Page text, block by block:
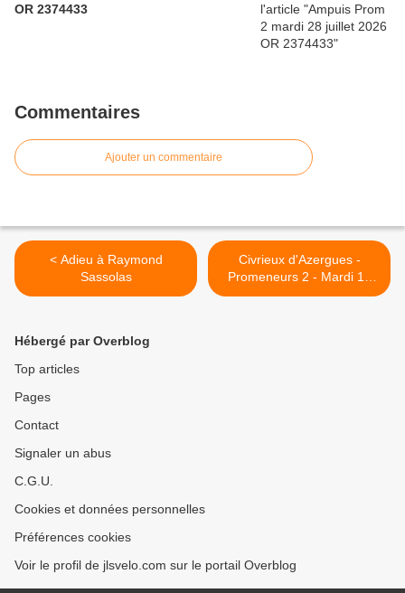
OR 2374433
Commentaires
Ajouter un commentaire
< Adieu à Raymond
Sassolas
Civrieux d'Azergues -
Promeneurs 2 - Mardi 10
Aout 2021 >
Hébergé par Overblog
Top articles
Pages
Contact
Signaler un abus
C.G.U.
Cookies et données personnelles
Préférences cookies
Voir le profil de jlsvelo.com sur le portail Overblog